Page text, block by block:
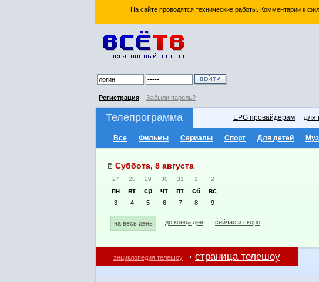
На сайте проводятся технические работы. Комментарии к
Регистрация Забыли пароль?
Телепрограмма EPG провайдерам для
Все Фильмы Сериалы Спорт Для детей
Суббота, 8 августа
27 28 29 30 31 1 2
пн вт ср чт пт сб вс
3 4 5 6 7 8 9
на весь день до конца дня сейчас и скоро
энциклопедия телешоу страница телешоу